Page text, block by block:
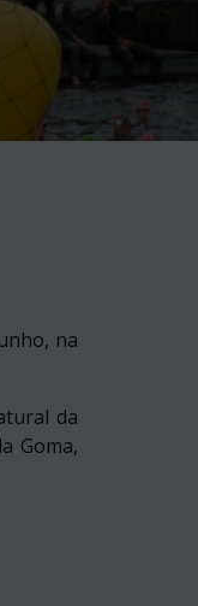
na
da
Goma,